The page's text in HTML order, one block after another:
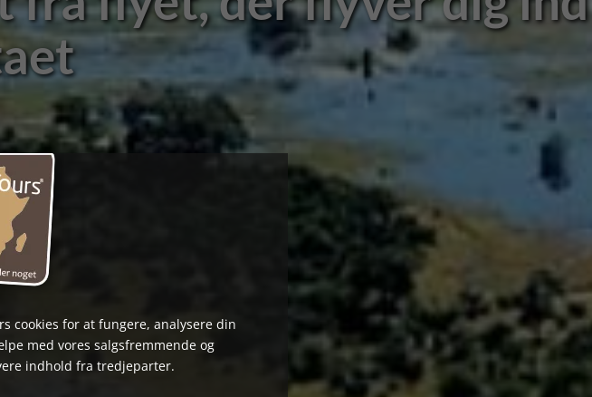
i Chobe på Botswana
cookies for at fungere, analysere din
med vores salgsfremmende og
indhold fra tredjeparter.